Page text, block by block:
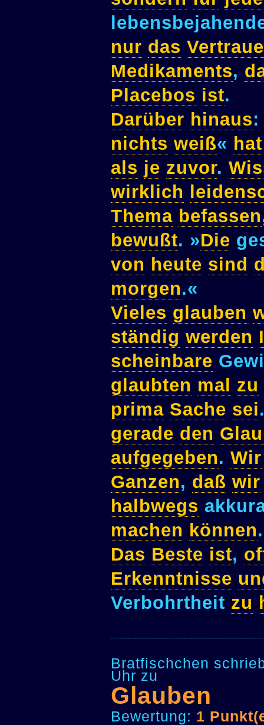
nur das
Medikaments,
Placebos ist.
Darüber hinaus:
nichts weiß« hat
als je zuvor.
wirklich
Thema befassen
bewußt. »Die
von heute sind
morgen.«
Vieles glauben
ständig werden
scheinbare
glaubten mal zu
prima Sache sei
gerade den
aufgegeben. Wir
Ganzen, daß wir
halbwegs
machen können.
Das Beste ist,
Erkenntnisse
Verbohrtheit zu
Bratfischchen
Uhr zu
Glauben
Bewertung: 1